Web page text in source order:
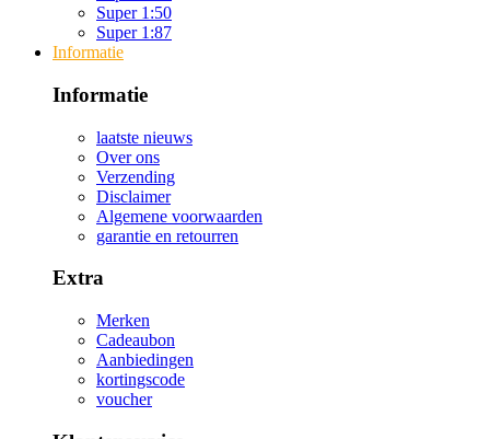
Super 1:50
Super 1:87
Informatie
Informatie
laatste nieuws
Over ons
Verzending
Disclaimer
Algemene voorwaarden
garantie en retourren
Extra
Merken
Cadeaubon
Aanbiedingen
kortingscode
voucher